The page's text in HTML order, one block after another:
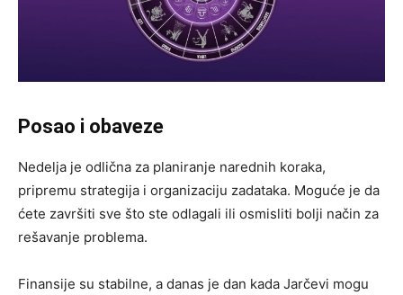
Posao i obaveze
Nedelja je odlična za planiranje narednih koraka,
pripremu strategija i organizaciju zadataka. Moguće je da
ćete završiti sve što ste odlagali ili osmisliti bolji način za
rešavanje problema.
Finansije su stabilne, a danas je dan kada Jarčevi mogu